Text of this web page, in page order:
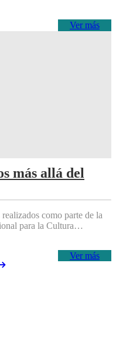
Ver más
más allá del
como parte de la
para la Cultura…
Ver más